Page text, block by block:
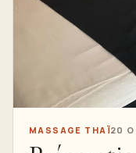
MASSAGE THAÏ20